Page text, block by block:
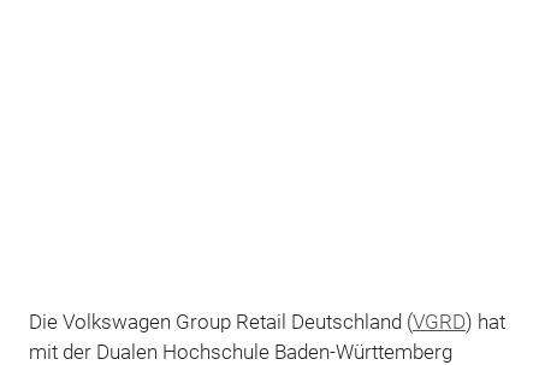
Die Volkswagen Group Retail Deutschland (VGRD) hat
mit der Dualen Hochschule Baden-Württemberg